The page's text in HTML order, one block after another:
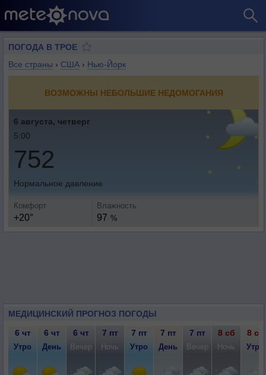
ПОГОДА В ТРОЕ
Все страны › США › Нью-Йорк
ВОЗМОЖНЫ НЕБОЛЬШИЕ НЕДОМОГАНИЯ
6 августа, четверг
5:00
752
Нормальное давление
Комфорт
+20°
Влажность
97 %
МЕДИЦИНСКИЙ ПРОГНОЗ ПОГОДЫ
6 чт 6 чт 6 чт 7 пт 7 пт 7 пт 7 пт 8 сб 8 сб
Утро День Вечер Ночь Утро День Вечер Ночь Утро